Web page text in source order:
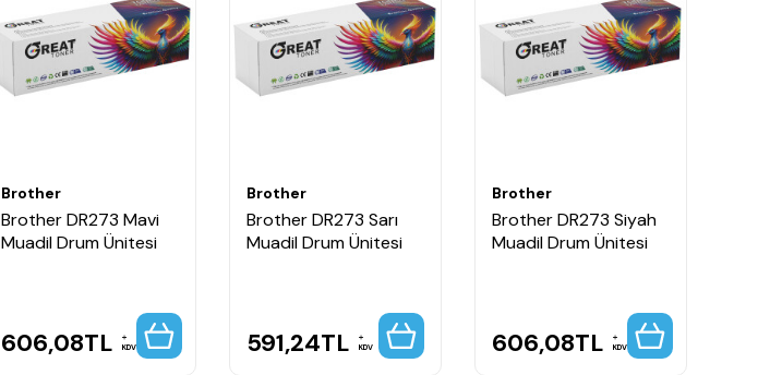
Brother
Brother DR273 Mavi
Muadil Drum Ünitesi
606,08TL KDV
Brother
Brother DR273 Sarı
Muadil Drum Ünitesi
591,24TL KDV
Brother
Brother DR273 Siyah
Muadil Drum Ünitesi
606,08TL KDV